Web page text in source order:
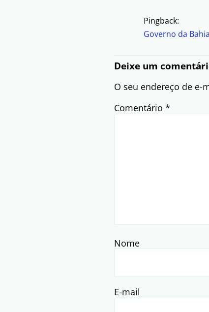
Pingback:
Governo da
Deixe um
O seu endereço de e-
Comentário *
Nome
E-mail